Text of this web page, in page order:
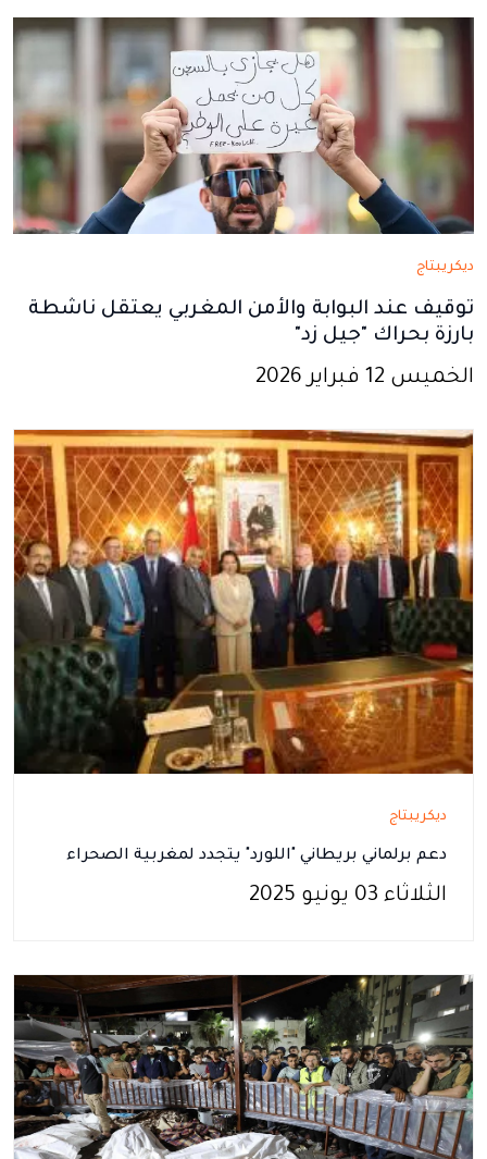
جديدةجديدةجديدة جديدة
ديكريبتاج
توقيف عند البوابة والأمن المغربي يعتقل ناشطة
بارزة بحراك "جيل زد"
الخميس 12 فبراير 2026
ديكريبتاج
دعم برلماني بريطاني "اللورد" يتجدد لمغربية الصحراء
الثلاثاء 03 يونيو 2025